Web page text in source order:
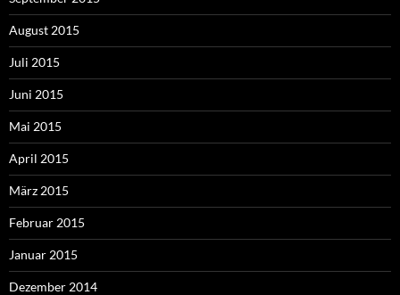
August 2015
Juli 2015
Juni 2015
Mai 2015
April 2015
März 2015
Februar 2015
Januar 2015
Dezember 2014